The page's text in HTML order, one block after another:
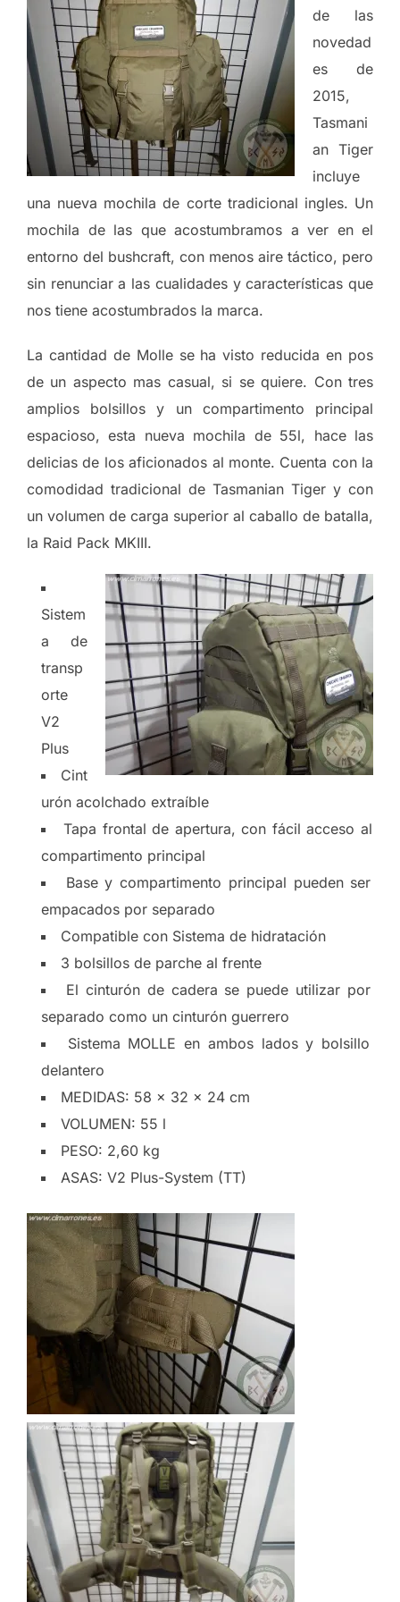
de las
novedad
es de
2015,
Tasmani
an Tiger
incluye
una nueva mochila de corte tradicional ingles. Un
mochila de las que acostumbramos a ver en el
entorno del bushcraft, con menos aire táctico, pero
sin renunciar a las cualidades y características que
nos tiene acostumbrados la marca.
La cantidad de Molle se ha visto reducida en pos
de un aspecto mas casual, si se quiere. Con tres
amplios bolsillos y un compartimento principal
espacioso, esta nueva mochila de 55l, hace las
delicias de los aficionados al monte. Cuenta con la
comodidad tradicional de Tasmanian Tiger y con
un volumen de carga superior al caballo de batalla,
la Raid Pack MKIII.
Sistem
a de
transp
orte
V2
Plus
Cint
urón acolchado extraíble
Tapa frontal de apertura, con fácil acceso al
compartimento principal
Base y compartimento principal pueden ser
empacados por separado
Compatible con Sistema de hidratación
3 bolsillos de parche al frente
El cinturón de cadera se puede utilizar por
separado como un cinturón guerrero
Sistema MOLLE en ambos lados y bolsillo
delantero
MEDIDAS: 58 x 32 x 24 cm
VOLUMEN: 55 l
PESO: 2,60 kg
ASAS: V2 Plus-System (TT)